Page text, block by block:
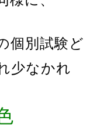
個別試験ど
少なかれ